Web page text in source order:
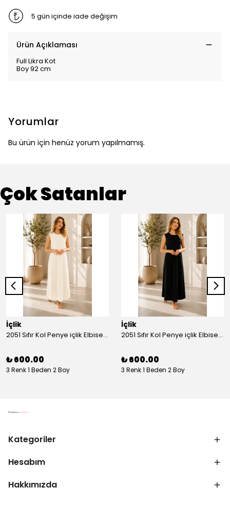
5 gün içinde iade değişim
Ürün Açıklaması
Full Likra Kot
Boy 92 cm
Yorumlar
Bu ürün için henüz yorum yapılmamış.
Çok Satanlar
İçlik
2051 Sıfır Kol Penye içlik Elbise - Ekru
₺ 600.00
3 Renk 1 Beden 2 Boy
İçlik
2051 Sıfır Kol Penye içlik Elbise - Siyah
₺ 600.00
3 Renk 1 Beden 2 Boy
Kategoriler
Hesabım
Hakkımızda